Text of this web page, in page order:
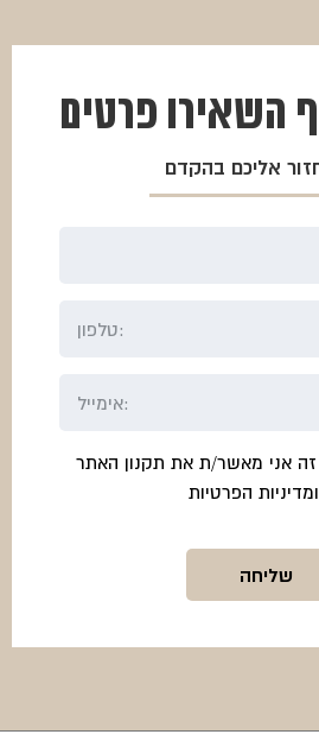
השאירו פרטים
אליכם בהקדם
אני מאשר/ת את תקנון האתר
ומדיניות הפרטיות